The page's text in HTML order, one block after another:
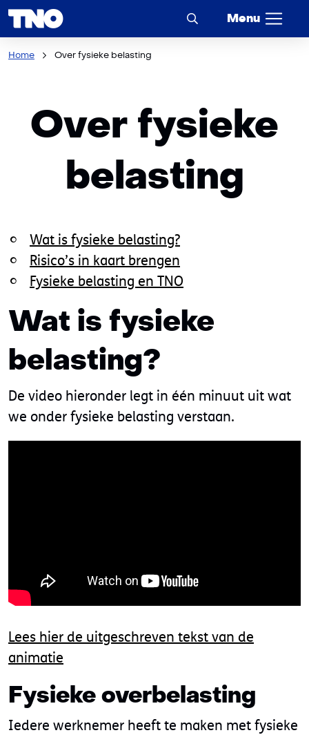
Menu
Home Over fysieke belasting
Over fysieke
belasting
Wat is fysieke belasting?
Risico’s in kaart brengen
Fysieke belasting en TNO
Wat is fysieke
belasting?
De video hieronder legt in één minuut uit wat
we onder fysieke belasting verstaan.
Lees hier de uitgeschreven tekst van de
animatie
Fysieke overbelasting
Iedere werknemer heeft te maken met fysieke